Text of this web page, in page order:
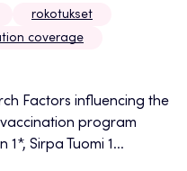
rokotukset
coverage
Factors influencing the
program
1*, Sirpa Tuomi 1...